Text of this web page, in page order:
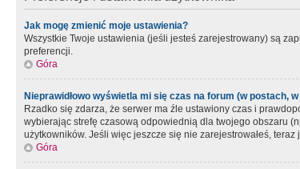
Jak mogę zmienić moje ustawienia?
Wszystkie Twoje ustawienia (jeśli jesteś zarejestrowany) są
preferencji.
Góra
Nieprawidłowo wyświetla mi się czas na forum (w postach,
Rzadko się zdarza, że serwer ma źle ustawiony czas i
wybierając strefę czasową odpowiednią dla twojego obszaru
użytkowników. Jeśli więc jeszcze się nie zarejestrowałeś,
Góra